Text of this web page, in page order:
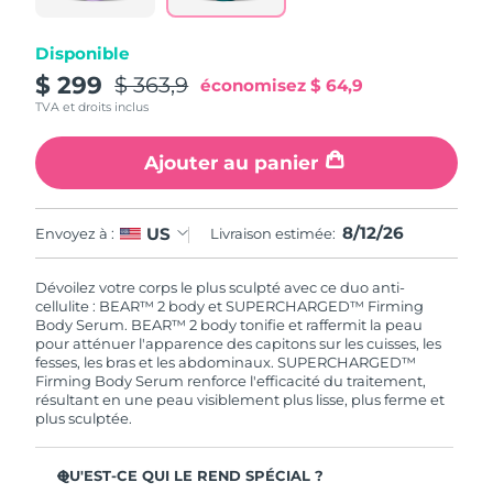
Disponible
$ 299 $ 363,9 économisez $ 64,9
TVA et droits inclus
Ajouter au panier
Envoyez à : US Livraison estimée: 8/12/26
Dévoilez votre corps le plus sculpté avec ce duo anti-
cellulite : BEAR™ 2 body et SUPERCHARGED™ Firming
Body Serum. BEAR™ 2 body tonifie et raffermit la peau
pour atténuer l'apparence des capitons sur les cuisses, les
fesses, les bras et les abdominaux. SUPERCHARGED™
Firming Body Serum renforce l'efficacité du traitement,
résultant en une peau visiblement plus lisse, plus ferme et
plus sculptée.
QU'EST-CE QUI LE REND SPÉCIAL ?
Livraison estimée
Slovaquie
Afrique du Sud Livraison estimée 8/19/26
Corée du Sud Livraison estimée
Espagne
Suède Livraison estimée8/11/26
Suisse Livraison estimée8/11/26
Taïwan
Thaïlande Livraison estimée